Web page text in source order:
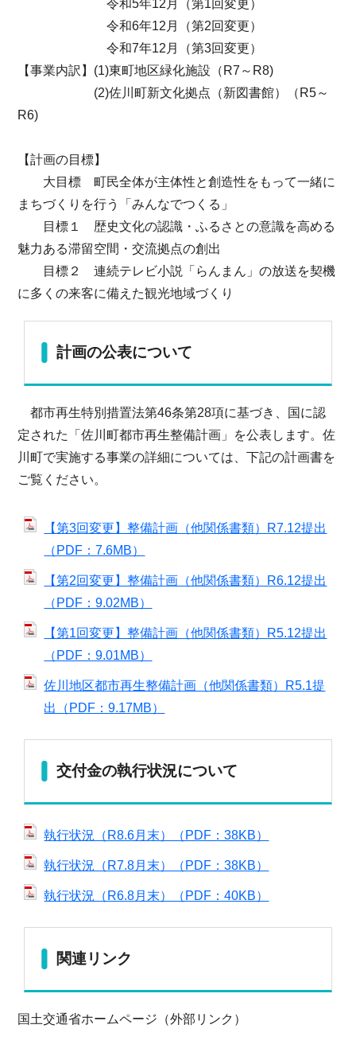
令和5年12月（第1回変更）
令和6年12月（第2回変更）
令和7年12月（第3回変更）
【事業内訳】(1)東町地区緑化施設（R7～R8)
(2)佐川町新文化拠点（新図書館）（R5～
R6)
【計画の目標】
大目標 町民全体が主体性と創造性をもって一緒に
まちづくりを行う「みんなでつくる」
目標１ 歴史文化の認識・ふるさとの意識を高める
魅力ある滞留空間・交流拠点の創出
目標２ 連続テレビ小説「らんまん」の放送を契機
に多くの来客に備えた観光地域づくり
計画の公表について
都市再生特別措置法第46条第28項に基づき、国に認
定された「佐川町都市再生整備計画」を公表します。佐
川町で実施する事業の詳細については、下記の計画書を
ご覧ください。
【第3回変更】整備計画（他関係書類）R7.12提出
（PDF：7.6MB）
【第2回変更】整備計画（他関係書類）R6.12提出
（PDF：9.02MB）
【第1回変更】整備計画（他関係書類）R5.12提出
（PDF：9.01MB）
佐川地区都市再生整備計画（他関係書類）R5.1提
出（PDF：9.17MB）
交付金の執行状況について
執行状況（R8.6月末）（PDF：38KB）
執行状況（R7.8月末）（PDF：38KB）
執行状況（R6.8月末）（PDF：40KB）
関連リンク
国土交通省ホームページ（外部リンク）